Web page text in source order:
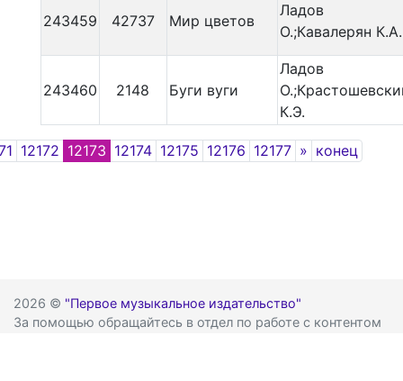
243459 42737 Мир цветов
Ладов
О.;Кавалерян К.А.
243460 2148 Буги вуги
Ладов
К.Э.
12172 12173 12174 12175 12176 12177 » Next
конец
2026 © "Первое музыкальное издательство"
За помощью обращайтесь в отдел по работе с контентом